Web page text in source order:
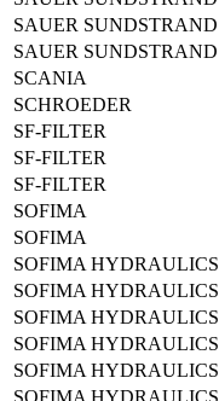
SAUER SUNDSTRAND
SAUER SUNDSTRAND
SCANIA
SCHROEDER
SF-FILTER
SF-FILTER
SF-FILTER
SOFIMA
SOFIMA
SOFIMA HYDRAULICS
SOFIMA HYDRAULICS
SOFIMA HYDRAULICS
SOFIMA HYDRAULICS
SOFIMA HYDRAULICS